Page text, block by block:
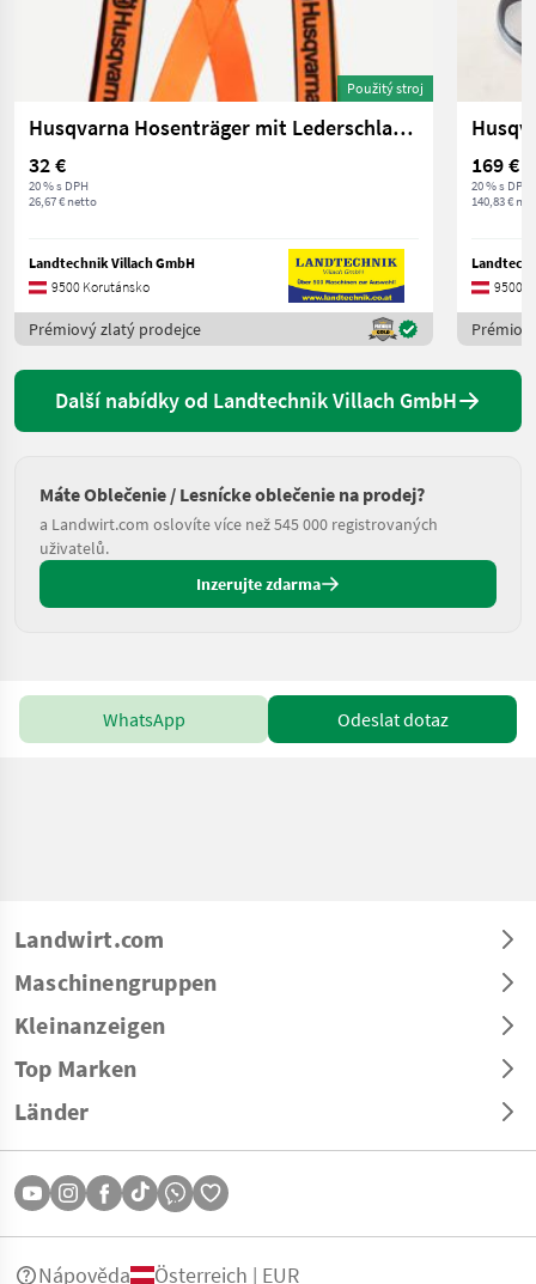
Použitý stroj
Husqvarna Hosenträger mit Lederschlaufen
32 €
20 % s DPH
26,67 € netto
Landtechnik Villach GmbH
9500 Korutánsko
Prémiový zlatý prodejce
169 €
20 % s DPH
140,83 €
9500
Další nabídky od Landtechnik Villach GmbH
Máte Oblečenie / Lesnícke oblečenie na prodej?
a Landwirt.com oslovíte více než 545 000 registrovaných
uživatelů.
Inzerujte zdarma
WhatsApp Odeslat dotaz
Landwirt.com
Maschinengruppen
Kleinanzeigen
Top Marken
Länder
Nápověda Österreich | EUR